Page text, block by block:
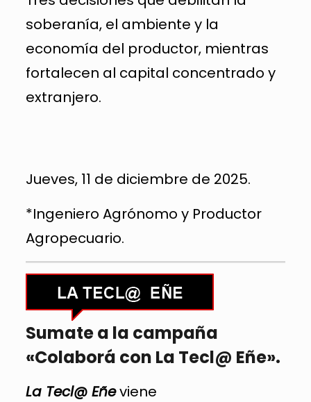
soberanía, el ambiente y la
economía del productor, mientras
fortalecen al capital concentrado y
extranjero.
Jueves, 11 de diciembre de 2025.
*Ingeniero Agrónomo y Productor
Agropecuario.
Sumate a la campaña
«Colaborá con La Tecl@ Eñe».
La Tecl@ Eñeviene